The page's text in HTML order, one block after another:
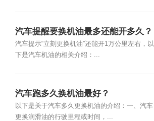
汽车提醒要换机油最多还能开多久？
汽车提示“立刻更换机油”还能开1万公里左右，以
下是汽车机油的相关介绍：...
汽车跑多久换机油最好？
以下是关于汽车多久更换机油的介绍：一、汽车
更换润滑油的行驶里程或时间，...